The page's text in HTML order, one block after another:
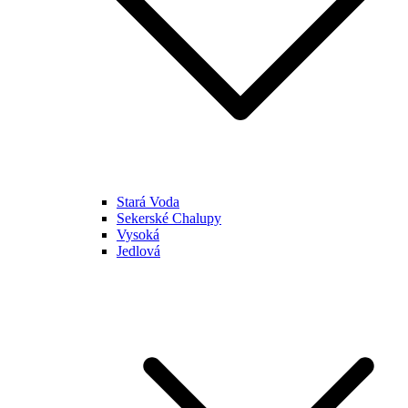
Stará Voda
Sekerské Chalupy
Vysoká
Jedlová